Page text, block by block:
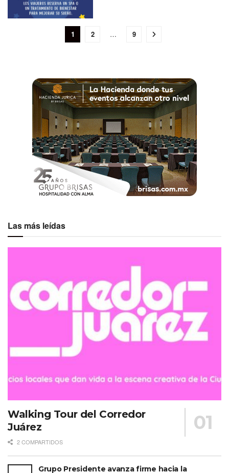
1 2 … 9
Las más leídas
Walking Tour del Corredor
Juárez
2 COMPARTIDOS
Grupo Presidente avanza firme hacia la